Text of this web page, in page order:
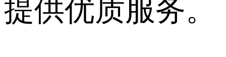
提供优质服务。